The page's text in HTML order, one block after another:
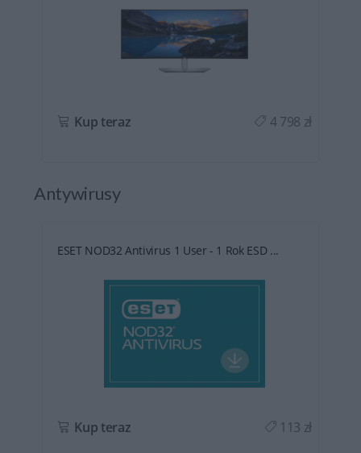
Kup teraz 4 798 zł
Antywirusy
ESET NOD32 Antivirus 1 User - 1 Rok ESD ...
Kup teraz 113 zł